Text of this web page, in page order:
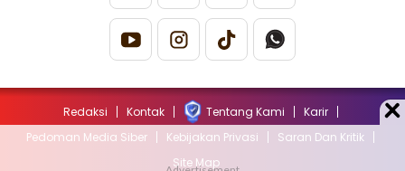
Redaksi Kontak Tentang Kami
Karir
Pedoman Media Siber
Kebijakan Privasi
Saran Dan Kritik
Site Map